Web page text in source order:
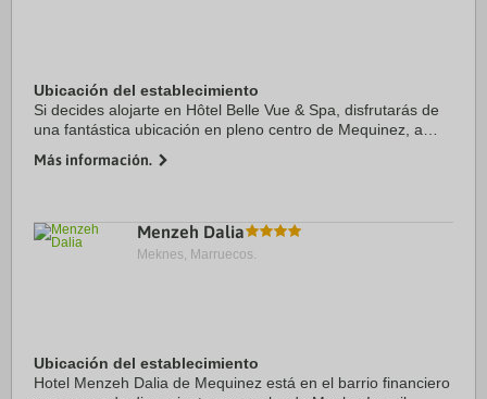
Ubicación del establecimiento
Si decides alojarte en Hôtel Belle Vue & Spa, disfrutarás de
una fantástica ubicación en pleno centro de Mequinez, a
Mequinez y Madraza de Bou ...
Más información.
Menzeh Dalia
Meknes, Marruecos.
Ubicación del establecimiento
Hotel Menzeh Dalia de Mequinez está en el barrio financiero